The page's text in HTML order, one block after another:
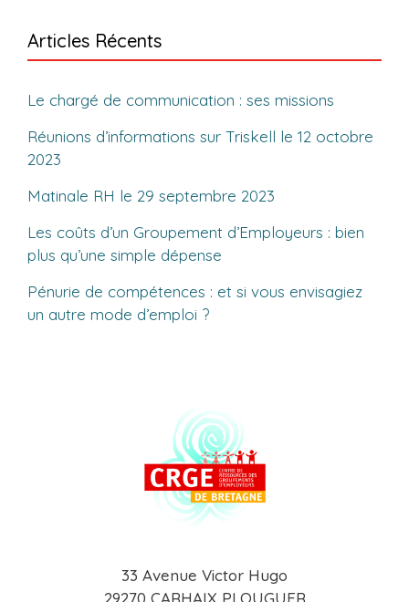
Articles Récents
Le chargé de communication : ses missions
Réunions d’informations sur Triskell le 12 octobre
2023
Matinale RH le 29 septembre 2023
Les coûts d’un Groupement d’Employeurs : bien
plus qu’une simple dépense
Pénurie de compétences : et si vous envisagiez
un autre mode d’emploi ?
33 Avenue Victor Hugo
29270 CARHAIX PLOUGUER